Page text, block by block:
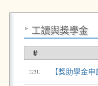
工讀與獎學金
＃
1231. 【獎助學金